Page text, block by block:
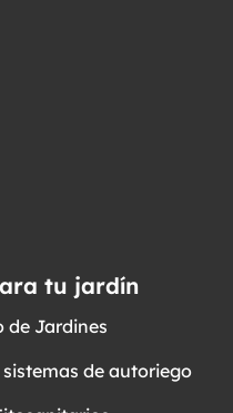
tu jardín
de Jardines
de autoriego